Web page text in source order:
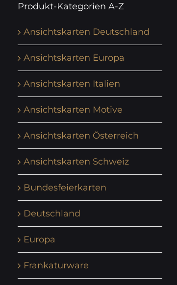
Produkt-Kategorien A-Z
Ansichtskarten Deutschland
Ansichtskarten Europa
Ansichtskarten Italien
Ansichtskarten Motive
Ansichtskarten Österreich
Ansichtskarten Schweiz
Bundesfeierkarten
Deutschland
Europa
Frankaturware